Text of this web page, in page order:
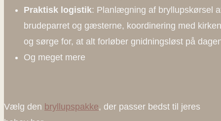
Praktisk logistik: Planlægning af bryllupskørsel
brudeparret og gæsterne, koordinering med kirken
og sørge for, at alt forløber gnidningsløst på
Og meget mere
Vælg den bryllupspakke, der passer bedst til jeres